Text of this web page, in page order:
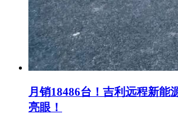
月销18486台！吉利远程新能
亮眼！